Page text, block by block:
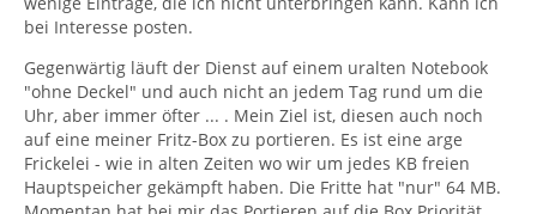
bei Interesse posten.
Gegenwärtig läuft der Dienst auf einem uralten Notebook
"ohne Deckel" und auch nicht an jedem Tag rund um die
Uhr, aber immer öfter ... . Mein Ziel ist, diesen auch noch
auf eine meiner Fritz-Box zu portieren. Es ist eine arge
Frickelei - wie in alten Zeiten wo wir um jedes KB freien
Hauptspeicher gekämpft haben. Die Fritte hat "nur" 64 MB.